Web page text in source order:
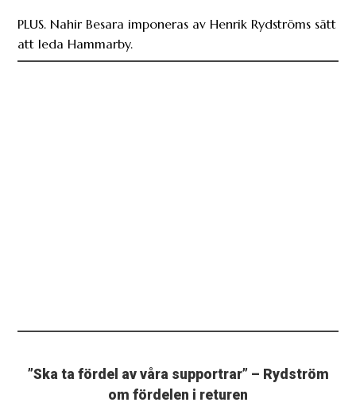
PLUS. Nahir Besara imponeras av Henrik Rydströms sätt
att leda Hammarby.
”Ska ta fördel av våra supportrar” – Rydström
om fördelen i returen